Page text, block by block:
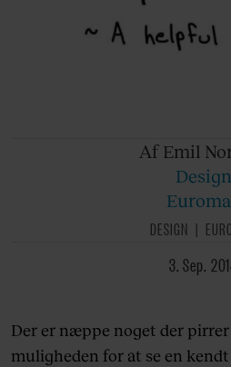
Af Emil
Design
DESIGN
3. Sep.
Der er næppe noget der
muligheden for at se en